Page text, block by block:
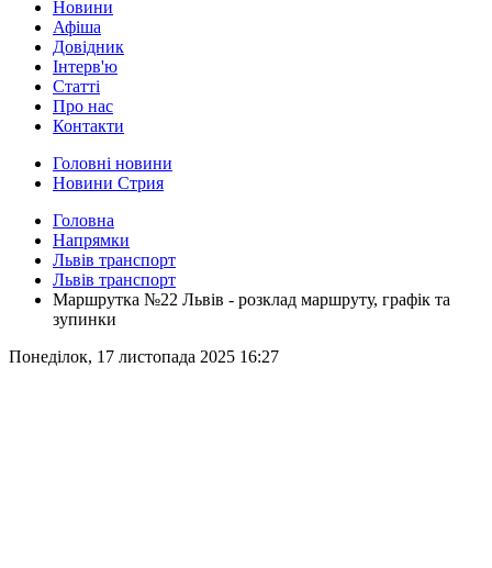
Новини
Афіша
Довідник
Інтерв'ю
Статті
Про нас
Контакти
Головні новини
Новини Стрия
Головна
Напрямки
Львів транспорт
Львів транспорт
Маршрутка №22 Львів - розклад маршруту, графік та
зупинки
Понеділок, 17 листопада 2025 16:27